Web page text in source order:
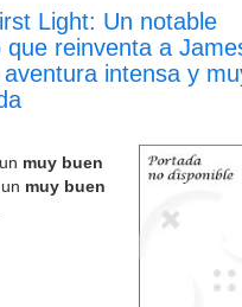
Light: Un notable
que reinventa a
intensa y
muy buen
muy buen